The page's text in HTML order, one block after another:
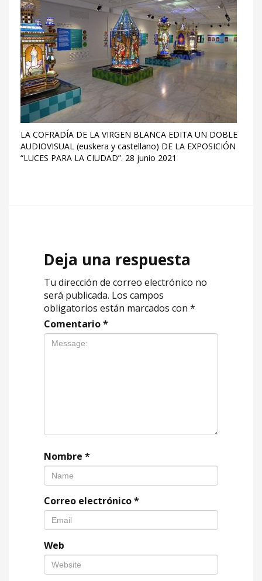
LA COFRADÍA DE LA VIRGEN BLANCA EDITA UN DOBLE
AUDIOVISUAL (euskera y castellano) DE LA EXPOSICIÓN
“LUCES PARA LA CIUDAD”. 28 junio 2021
Deja una respuesta
Tu dirección de correo electrónico no
será publicada. Los campos
obligatorios están marcados con *
Comentario*
Nombre *
Correo electrónico*
Web